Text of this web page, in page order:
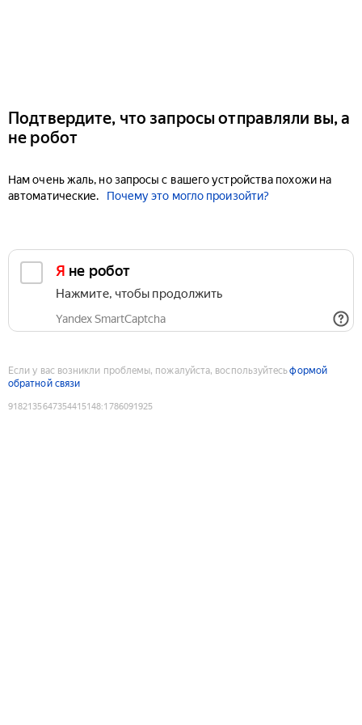
Подтвердите, что запросы отправляли вы, а
не робот
Нам очень жаль, но запросы с вашего устройства похожи на
автоматические.
Почему это могло произойти?
Я не робот
Нажмите, чтобы продолжить
Yandex SmartCaptcha
Если у вас возникли проблемы, пожалуйста, воспользуйтесьформой
обратной связи
9182135647354415148:1786091925